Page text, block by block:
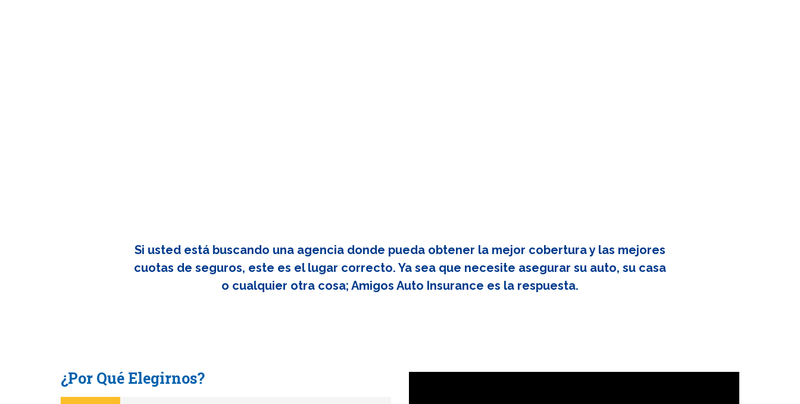
Si usted está buscando una agencia donde pueda obtener la mejor cobertura y las mejores
cuotas de seguros, este es el lugar correcto. Ya sea que necesite asegurar su auto, su casa
o cualquier otra cosa; Amigos Auto Insurance es la respuesta.
¿Por Qué Elegirnos?